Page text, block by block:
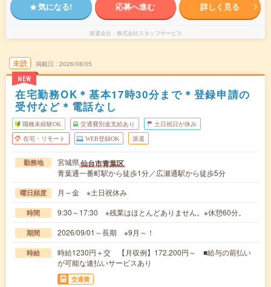
気になる! 応募へ進む 詳しく見る
派遣会社 株式会社スタッフサービス
未読
NEW
掲載日 2026/08/05
在宅勤務OK＊基本17時30分まで＊登録申請の
受付など＊電話なし
職種未経験OK 交通費別途支給あり 土日祝日が休み
在宅・リモート WEB登録OK 派遣
勤務地 宮城県仙台市青葉区
青葉通一番町駅から徒歩1分／広瀬通駅から徒歩5分
曜日頻度 月～金 ※土日祝休み
時間 9:30～17:30 ※残業はほとんどありません。※休憩60分。
期間 2026/09/01～長期 ※9月～！
時給
時給1230円＋交 【月収例】172,200円～ ■給与の前払い
が可能な速払いサービスあり
交通費